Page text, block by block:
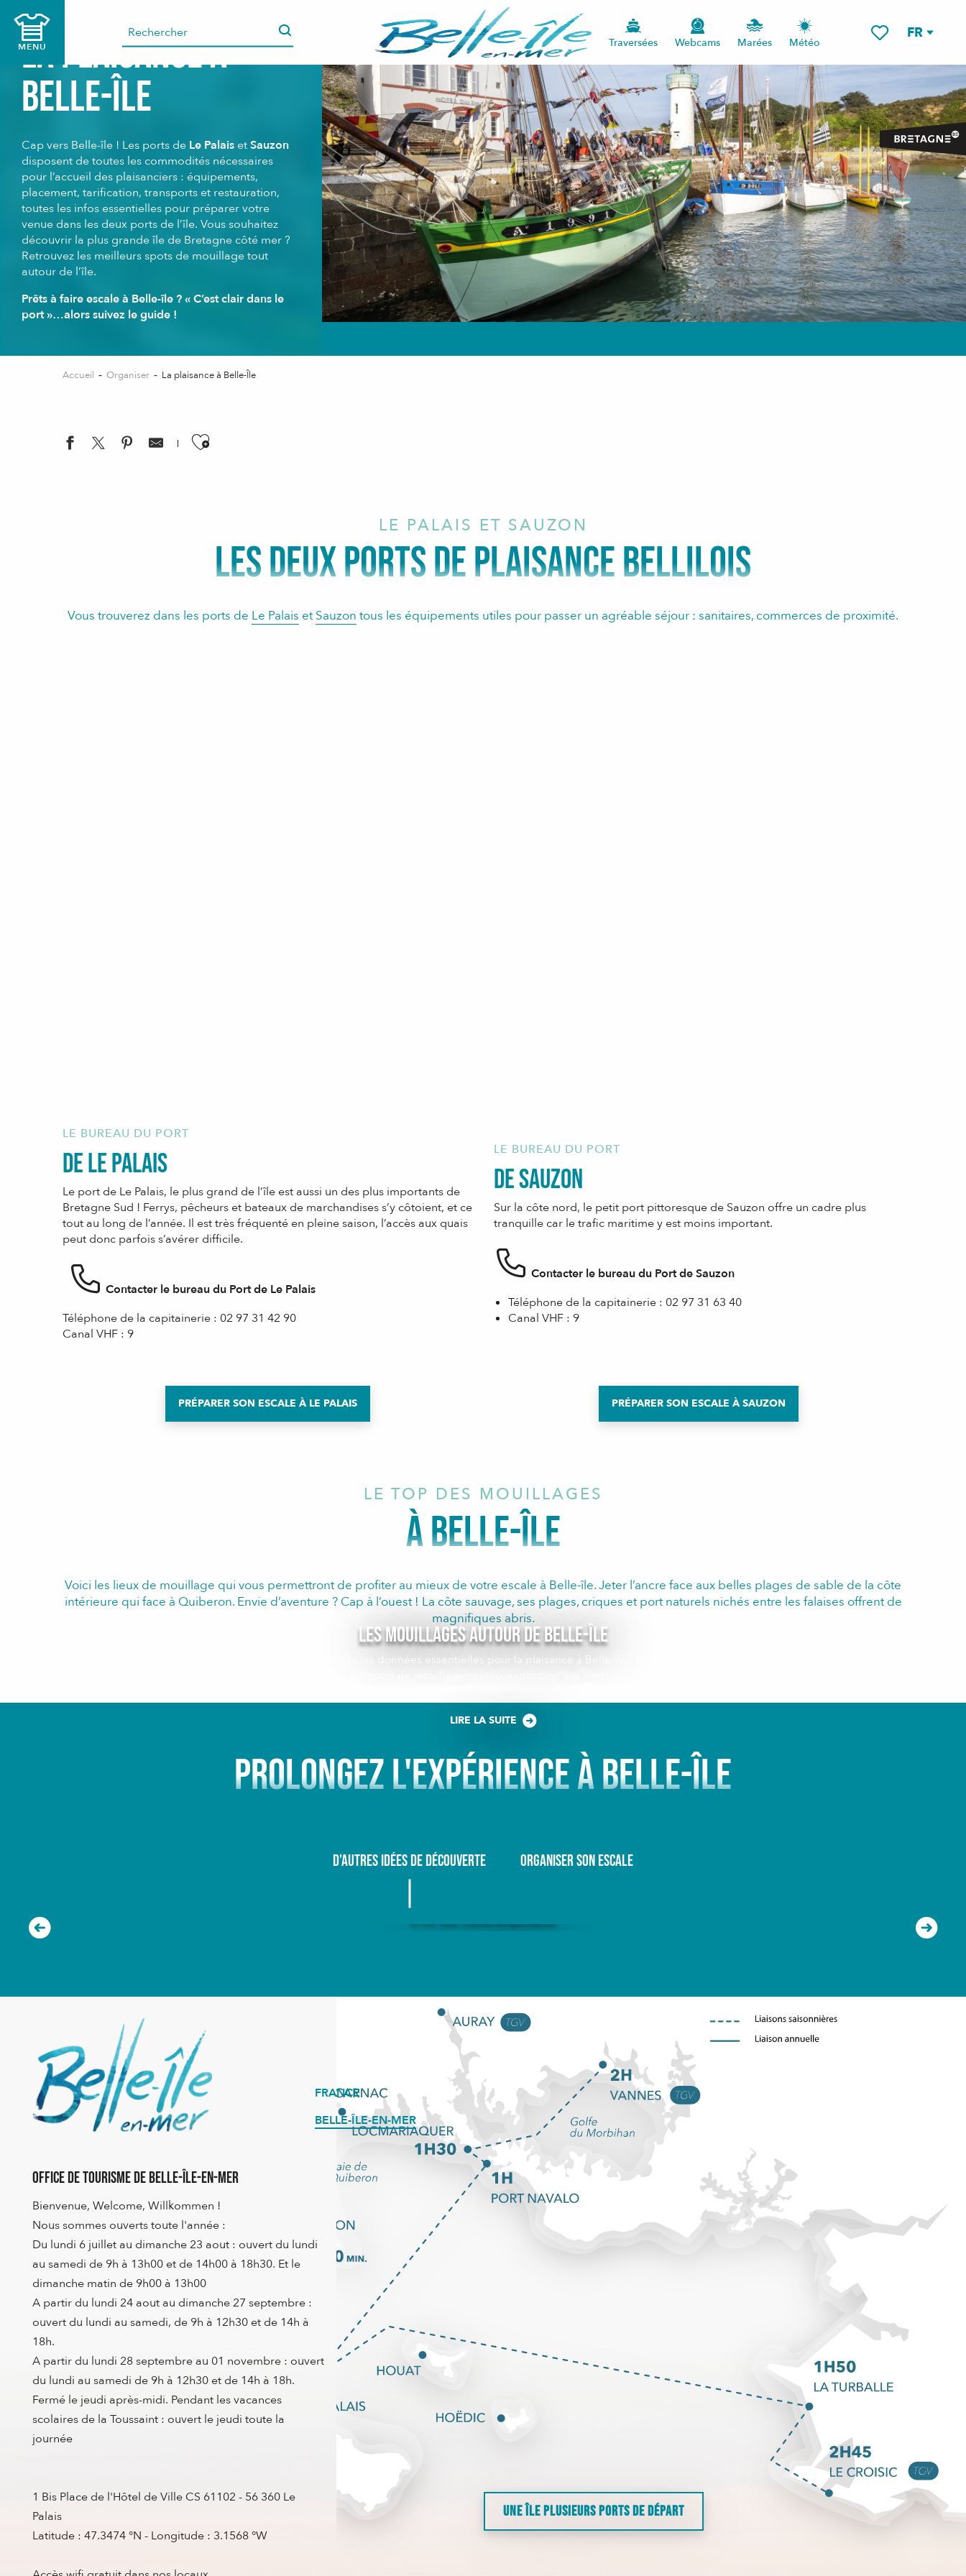
contenu
FR
MENU Traversées Webcams Marées Météo
La plaisance à
Belle-île
Cap vers Belle-île ! Les ports de Le Palais etSauzon
disposent de toutes les commodités nécessaires
pour l’accueil des plaisanciers : équipements,
placement, tarification, transports et restauration,
toutes les infos essentielles pour préparer votre
venue dans les deux ports de l’île. Vous souhaitez
découvrir la plus grande île de Bretagne côté mer ?
Retrouvez les meilleurs spots de mouillage tout
autour de l’île.
Prêts à faire escale à Belle-île ? « C’est clair dans le
port »…alors suivez le guide !
Accueil Organiser La plaisance à Belle-Île
Ajouter aux favoris
LE PALAIS ET SAUZON
LES DEUX PORTS DE PLAISANCE BELLILOIS
Vous trouverez dans les ports de Le Palais etSauzon tous les équipements utiles pour passer un agréable séjour : sanitaires, commerces de proximité.
LE BUREAU DU PORT
De Le Palais
Le port de Le Palais, le plus grand de l’île est aussi un des plus importants de
Bretagne Sud ! Ferrys, pêcheurs et bateaux de marchandises s’y côtoient, et ce
tout au long de l’année. Il est très fréquenté en pleine saison, l’accès aux quais
peut donc parfois s’avérer difficile.
Contacter le bureau du Port de Le Palais
Téléphone de la capitainerie : 02 97 31 42 90
Canal VHF : 9
LE BUREAU DU PORT
De Sauzon
Sur la côte nord, le petit port pittoresque de Sauzon offre un cadre plus
tranquille car le trafic maritime y est moins important.
Contacter le bureau du Port de Sauzon
Téléphone de la capitainerie : 02 97 31 63 40
Canal VHF : 9
PRÉPARER SON ESCALE À LE PALAIS PRÉPARER SON ESCALE À SAUZON
LE TOP DES MOUILLAGES
À BELLE-ÎLE
Voici les lieux de mouillage qui vous permettront de profiter au mieux de votre escale à Belle-île. Jeter l’ancre face aux belles plages de sable de la côte
intérieure qui face à Quiberon. Envie d’aventure ? Cap à l’ouest ! La côte sauvage, ses plages, criques et port naturels nichés entre les falaises offrent de
magnifiques abris.
Les mouillages autour de Belle-île
Retrouvez toutes les données essentielles pour la plaisance à Belle-île : localisation
LIRE LA SUITE
PROLONGEZ L'EXPÉRIENCE À BELLE-ÎLE
D'AUTRES IDÉES DE DÉCOUVERTE ORGANISER SON ESCALE
Une île remarquable
Office de Tourisme de Belle-Île-en-Mer
Bienvenue, Welcome, Willkommen !
Nous sommes ouverts toute l'année :
Du lundi 6 juillet au dimanche 23 aout : ouvert du lundi
au samedi de 9h à 13h00 et de 14h00 à 18h30. Et le
dimanche matin de 9h00 à 13h00
A partir du lundi 24 aout au dimanche 27 septembre :
ouvert du lundi au samedi, de 9h à 12h30 et de 14h à
18h.
A partir du lundi 28 septembre au 01 novembre : ouvert
du lundi au samedi de 9h à 12h30 et de 14h à 18h.
Fermé le jeudi après-midi. Pendant les vacances
scolaires de la Toussaint : ouvert le jeudi toute la
journée
1 Bis Place de l'Hôtel de Ville CS 61102 - 56 360 Le
Palais
Latitude : 47.3474 °N - Longitude : 3.1568 °W
FRANCE
BELLE-ÎLE-EN-MER
UNE ÎLE PLUSIEURS PORTS DE DÉPART